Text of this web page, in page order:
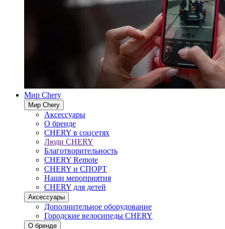
Мир Chery
Мир Chery
Аксессуары
О бренде
CHERY в соцсетях
Люди CHERY
Благотворительность
CHERY Remote
CHERY и СПОРТ
Наши мероприятия
CHERY для детей
Аксессуары
Дополнительное оборудование
Городские велосипеды CHERY
О бренде